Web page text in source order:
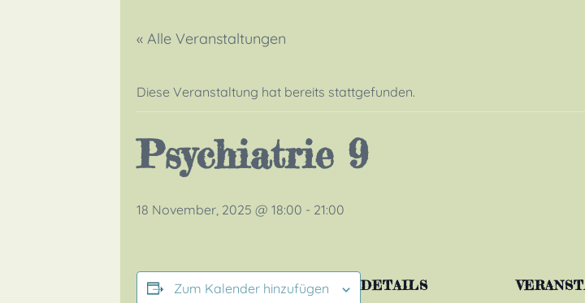
« Alle Veranstaltungen
Diese Veranstaltung hat bereits stattgefunden.
Psychiatrie 9
18 November, 2025 @ 18:00 - 21:00
Zum Kalender hinzufügen
DETAILS